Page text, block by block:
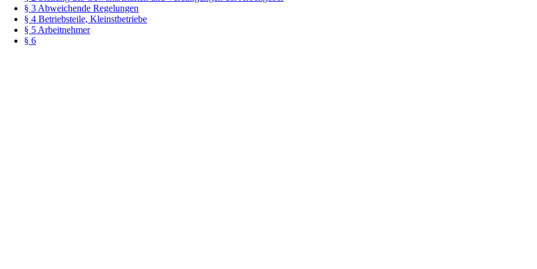
§ 3 Abweichende Regelungen
§ 4 Betriebsteile, Kleinstbetriebe
§ 5 Arbeitnehmer
§ 6